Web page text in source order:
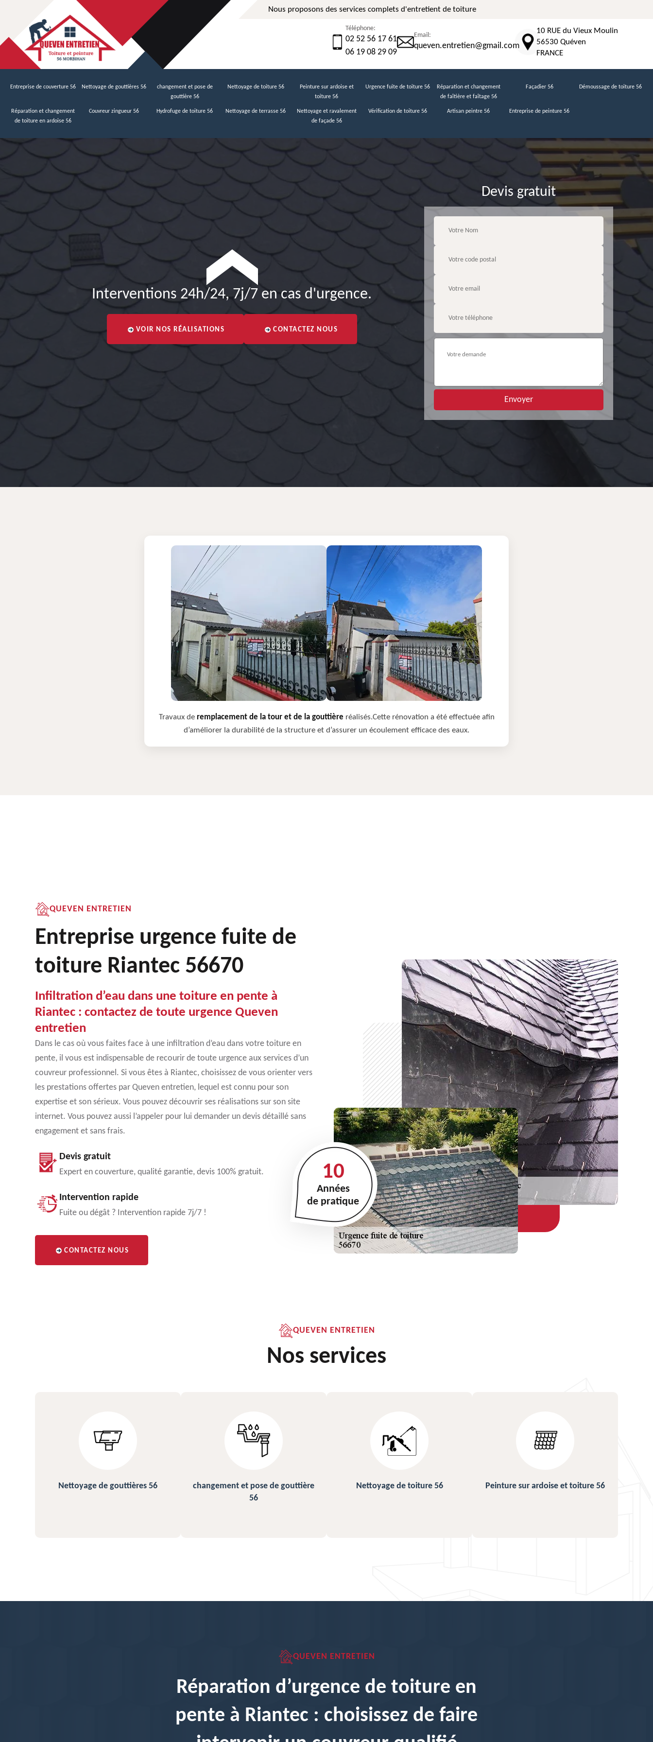
Nous proposons des services complets d'entretient de toiture
Téléphone:
02 52 56 17 61
06 19 08 29 09
Email:
queven.entretien@gmail.com
10 RUE du Vieux Moulin
56530 Quéven
FRANCE
Entreprise de couverture 56 Nettoyage de gouttières 56
changement et pose de
gouttière 56
Nettoyage de toiture 56
Peinture sur ardoise et
toiture 56
Urgence fuite de toiture 56
Réparation et changement
de faîtière et faîtage 56
Façadier 56 Démoussage de toiture 56
Réparation et changement
de toiture en ardoise 56
Couvreur zingueur 56 Hydrofuge de toiture 56 Nettoyage de terrasse 56
Nettoyage et ravalement
de façade 56
Vérification de toiture 56 Artisan peintre 56 Entreprise de peinture 56
Interventions 24h/24, 7j/7 en cas d'urgence.
VOIR NOS RÉALISATIONS CONTACTEZ NOUS
Devis gratuit
Travaux de remplacement de la tour et de la gouttière réalisés.Cette rénovation a été effectuée afin
d’améliorer la durabilité de la structure et d’assurer un écoulement efficace des eaux.
QUEVEN ENTRETIEN
Entreprise urgence fuite de
toiture Riantec 56670
Infiltration d’eau dans une toiture en pente à
Riantec : contactez de toute urgence Queven
entretien
Dans le cas où vous faites face à une infiltration d’eau dans votre toiture en
pente, il vous est indispensable de recourir de toute urgence aux services d’un
couvreur professionnel. Si vous êtes à Riantec, choisissez de vous orienter vers
les prestations offertes par Queven entretien, lequel est connu pour son
expertise et son sérieux. Vous pouvez découvrir ses réalisations sur son site
internet. Vous pouvez aussi l’appeler pour lui demander un devis détaillé sans
engagement et sans frais.
Devis gratuit
Expert en couverture, qualité garantie, devis 100% gratuit.
Intervention rapide
Fuite ou dégât ? Intervention rapide 7j/7 !
CONTACTEZ NOUS
10
Années
de pratique
QUEVEN ENTRETIEN
Nos services
changement et pose de gouttière
Nettoyage de toiture 56 Peinture sur ardoise et toiture 56 Urgence fuite de toiture 56
QUEVEN ENTRETIEN
Réparation d’urgence de toiture en
pente à Riantec : choisissez de faire